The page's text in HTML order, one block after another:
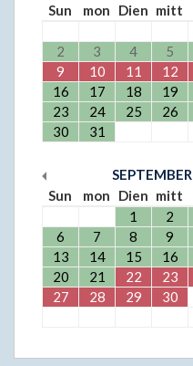
Sun
mon Dien mitt
2
3 4 5
9
10 11 12
16
17 18 19
23
24 25 26
30
31
SEPTEMBER
Sun
mon Dien mitt
1
2
6
7 8 9
13
14 15 16
20
21 22 23
27
28 29 30